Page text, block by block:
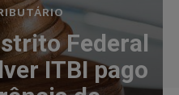
Federal
ITBI pago